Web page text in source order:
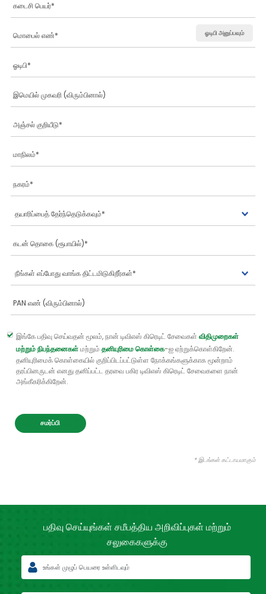
ஓடிபி அனுப்பவும்
இங்கே பதிவு செய்வதன் மூலம், நான் டிவிஎஸ் கிரெடிட் சேவைகள்விதிமுறைகள்
மற்றும் நிபந்தனைகள்மற்றும்தனியுரிமை கொள்கை-ஐ ஏற்றுக்கொள்கிறேன்.
தனியுரிமைக் கொள்கையில் குறிப்பிடப்பட்டுள்ள நோக்கங்களுக்காக மூன்றாம்
தரப்பினருடன் எனது தனிப்பட்ட தரவை பகிர டிவிஎஸ் கிரெடிட் சேவைகளை நான்
அங்கீகரிக்கிறேன்.
சமர்ப்பி
* இடங்கள் கட்டாயமாகும்
பதிவு செய்யுங்கள் சமீபத்திய அறிவிப்புகள் மற்றும்
சலுகைகளுக்கு